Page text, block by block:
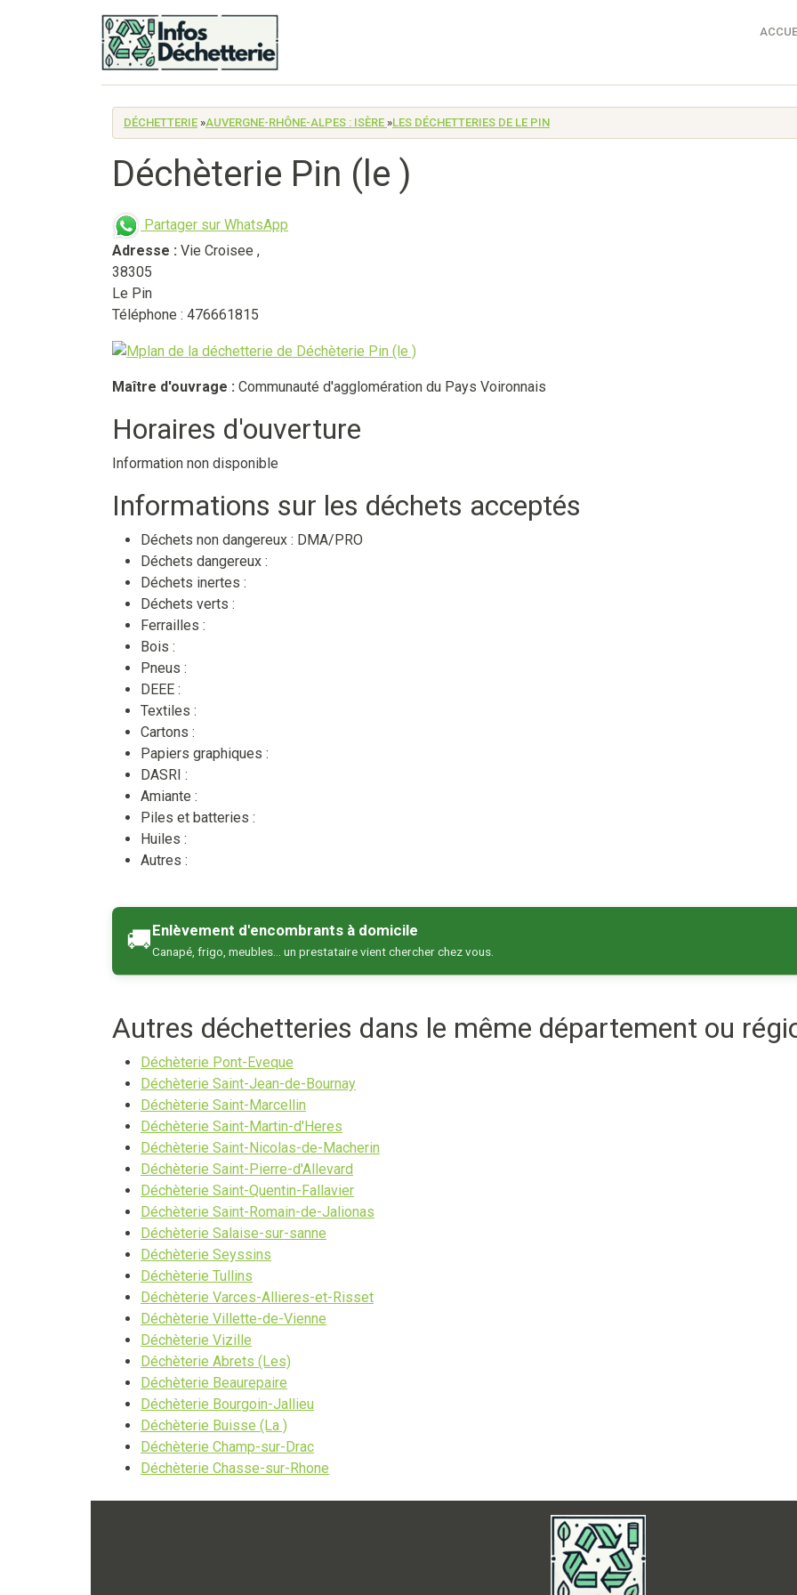
DÉCHETTERIE »AUVERGNE-RHÔNE-ALPES : ISÈRE »LES DÉCHETTERIES DE LE PIN
Déchèterie Pin (le )
Partager sur WhatsApp
Adresse : Vie Croisee ,
38305
Le Pin
Téléphone : 476661815
Maître d'ouvrage : Communauté d'agglomération du Pays Voironnais
Horaires d'ouverture
Information non disponible
Informations sur les déchets acceptés
Déchets non dangereux : DMA/PRO
Déchets dangereux :
Déchets inertes :
Déchets verts :
Ferrailles :
Bois :
Pneus :
DEEE :
Textiles :
Cartons :
Papiers graphiques :
DASRI :
Amiante :
Piles et batteries :
Huiles :
Autres :
🚚Enlèvement d'encombrants à domicile
Canapé, frigo, meubles… un prestataire vient chercher chez vous.
Autres déchetteries dans le même département ou
Déchèterie Pont-Eveque
Déchèterie Saint-Jean-de-Bournay
Déchèterie Saint-Marcellin
Déchèterie Saint-Martin-d'Heres
Déchèterie Saint-Nicolas-de-Macherin
Déchèterie Saint-Pierre-d'Allevard
Déchèterie Saint-Quentin-Fallavier
Déchèterie Saint-Romain-de-Jalionas
Déchèterie Salaise-sur-sanne
Déchèterie Seyssins
Déchèterie Tullins
Déchèterie Varces-Allieres-et-Risset
Déchèterie Villette-de-Vienne
Déchèterie Vizille
Déchèterie Abrets (Les)
Déchèterie Beaurepaire
Déchèterie Bourgoin-Jallieu
Déchèterie Buisse (La )
Déchèterie Champ-sur-Drac
Déchèterie Chasse-sur-Rhone